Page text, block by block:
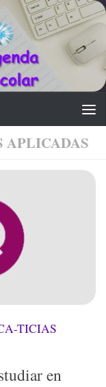
APLICADAS
TICIAS
en